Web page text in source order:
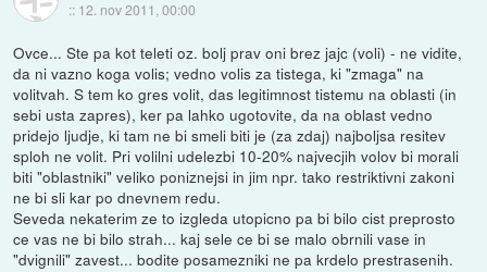
:: 12. nov 2011, 00:00
Ovce... Ste pa kot teleti oz. bolj prav oni brez jajc (voli) - ne vidite,
da ni vazno koga volis; vedno volis za tistega, ki "zmaga" na
volitvah. S tem ko gres volit, das legitimnost tistemu na oblasti (in
sebi usta zapres), ker pa lahko ugotovite, da na oblast vedno
pridejo ljudje, ki tam ne bi smeli biti je (za zdaj) najboljsa resitev
sploh ne volit. Pri volilni udelezbi 10-20% najvecjih volov bi morali
biti "oblastniki" veliko poniznejsi in jim npr. tako restriktivni zakoni
ne bi sli kar po dnevnem redu.
Seveda nekaterim ze to izgleda utopicno pa bi bilo cist preprosto
ce vas ne bi bilo strah... kaj sele ce bi se malo obrnili vase in
"dvignili" zavest... bodite posamezniki ne pa krdelo prestrasenih.